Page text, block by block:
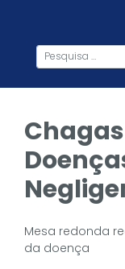
Mesa redonda
da doença